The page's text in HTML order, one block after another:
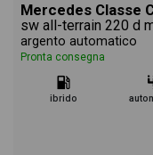
Mercedes Classe
sw all-terrain 220 d
argento automatico
Pronta consegna
ibrido